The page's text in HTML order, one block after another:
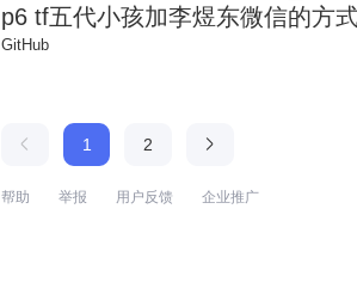
p6 tf五代小孩加李煜东微信的方
GitHub
1 2
帮助 举报 用户反馈 企业推广